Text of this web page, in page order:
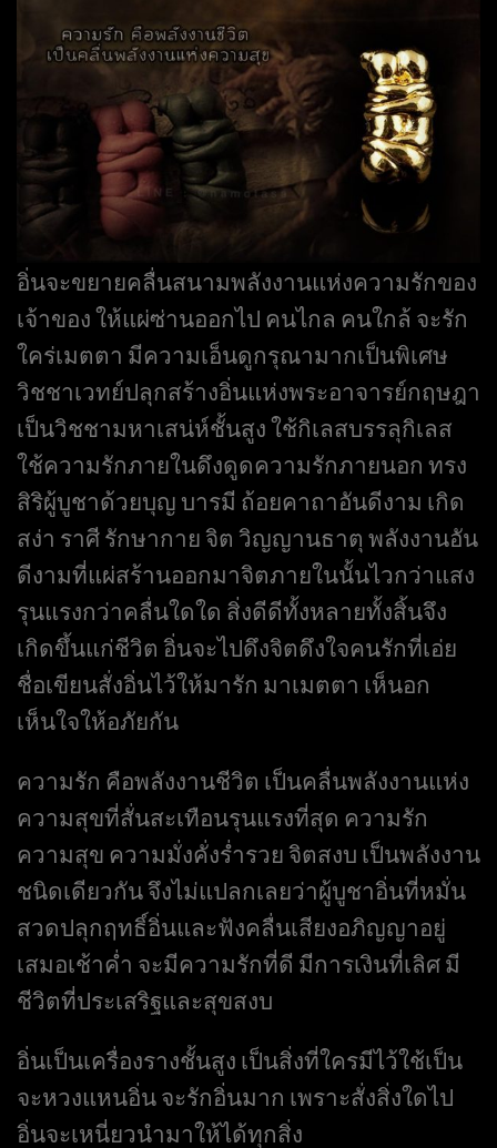
อิ่นจะขยายคลื่นสนามพลังงานแห่งความรักของ
เจ้าของ ให้แผ่ซ่านออกไป คนไกล คนใกล้ จะรัก
ใคร่เมตตา มีความเอ็นดูกรุณามากเป็นพิเศษ
วิชชาเวทย์ปลุกสร้างอิ่นแห่งพระอาจารย์กฤษฎา
เป็นวิชชามหาเสน่ห์ชั้นสูง ใช้กิเลสบรรลุกิเลส
ใช้ความรักภายในดึงดูดความรักภายนอก ทรง
สิริผู้บูชาด้วยบุญ บารมี ถ้อยคาถาอันดีงาม เกิด
สง่า ราศี รักษากาย จิต วิญญานธาตุ พลังงานอัน
ดีงามที่แผ่สร้านออกมาจิตภายในนั้นไวกว่าแสง
รุนแรงกว่าคลื่นใดใด สิ่งดีดีทั้งหลายทั้งสิ้นจึง
เกิดขึ้นแก่ชีวิต อิ่นจะไปดึงจิตดึงใจคนรักที่เอ่ย
ชื่อเขียนสั่งอิ่นไว้ให้มารัก มาเมตตา เห็นอก
เห็นใจให้อภัยกัน
ความรัก คือพลังงานชีวิต เป็นคลื่นพลังงานแห่ง
ความสุขที่สั่นสะเทือนรุนแรงที่สุด ความรัก
ความสุข ความมั่งคั่งร่ำรวย จิตสงบ เป็นพลังงาน
ชนิดเดียวกัน จึงไม่แปลกเลยว่าผู้บูชาอิ่นที่หมั่น
สวดปลุกฤทธิ์อิ่นและฟังคลื่นเสียงอภิญญาอยู่
เสมอเช้าค่ำ จะมีความรักที่ดี มีการเงินที่เลิศ มี
ชีวิตที่ประเสริฐและสุขสงบ
อิ่นเป็นเครื่องรางชั้นสูง เป็นสิ่งที่ใครมีไว้ใช้เป็น
จะหวงแหนอิ่น จะรักอิ่นมาก เพราะสั่งสิ่งใดไป
อิ่นจะเหนี่ยวนำมาให้ได้ทุกสิ่ง